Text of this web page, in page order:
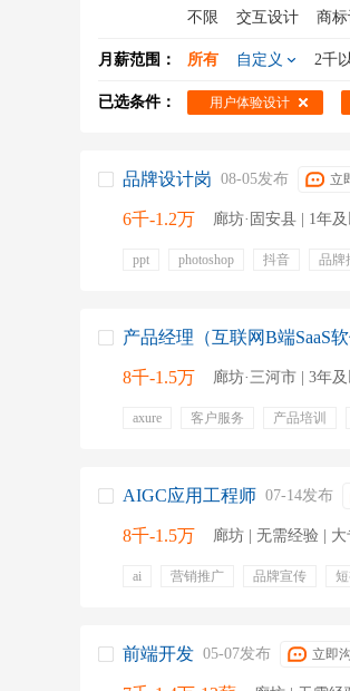
不限 交互设计 商
月薪范围： 所有 自定义 2千
已选条件： 用户体验设计
品牌设计岗 08-05发布 立
6千-1.2万 廊坊·固安县 | 1年
ppt photoshop 抖音 品牌
产品经理（互联网B端SaaS软
8千-1.5万 廊坊·三河市 | 3年
axure 客户服务 产品培训
AIGC应用工程师 07-14发布
8千-1.5万 廊坊 | 无需经验 | 大
ai 营销推广 品牌宣传
前端开发 05-07发布 立即